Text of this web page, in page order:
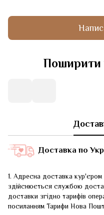
Поширити
Доставка по
1. Адресна доставка кур'єром
здійснюється службою
доставки згідно тарифів
посиланням Тарифи Нова